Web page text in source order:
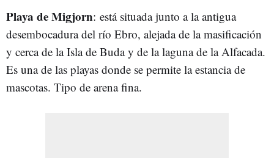
Playa de Migjorn: está situada junto a la antigua
desembocadura del río Ebro, alejada de la masificación
y cerca de la Isla de Buda y de la laguna de la Alfacada.
Es una de las playas donde se permite la estancia de
mascotas. Tipo de arena fina.